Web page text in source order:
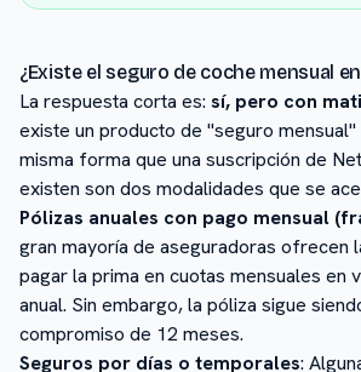
¿Existe el seguro de coche mensual
La respuesta corta es: sí, pero con
existe un producto de "seguro
misma forma que una suscripción de
existen son dos modalidades que se
Pólizas anuales con pago mensual
gran mayoría de aseguradoras ofrecen
pagar la prima en cuotas mensuales en
anual. Sin embargo, la póliza sigue
compromiso de 12 meses.
Seguros por días o temporales: